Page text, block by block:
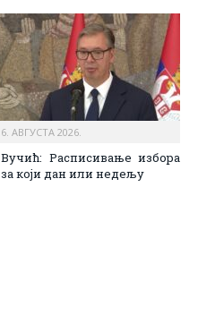
6. АВГУСТА 2026.
Вучић: Расписивање избора
за који дан или недељу